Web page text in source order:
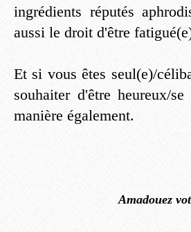
ingrédients réputés
aussi le droit d'être
Et si vous êtes seul(e)/
souhaiter d'être heureux/
manière également.
Amadouez